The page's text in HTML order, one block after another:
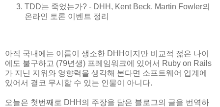
TDD는 죽었는가? - DHH, Kent Beck, Martin Fowler의
온라인 토론 이벤트 정리
아직 국내에는 이름이 생소한 DHH이지만 비교적 젊은 나이
에도 불구하고 (79년생) 프레임워크에 있어서 Ruby on Rails
가 지닌 지위와 영향력을 생각해 본다면 소프트웨어 업계에
있어서 결코 무시할 수 있는 인물이 아니다.
오늘은 첫번째로 DHH의 주장을 담은 블로그의 글을 번역하